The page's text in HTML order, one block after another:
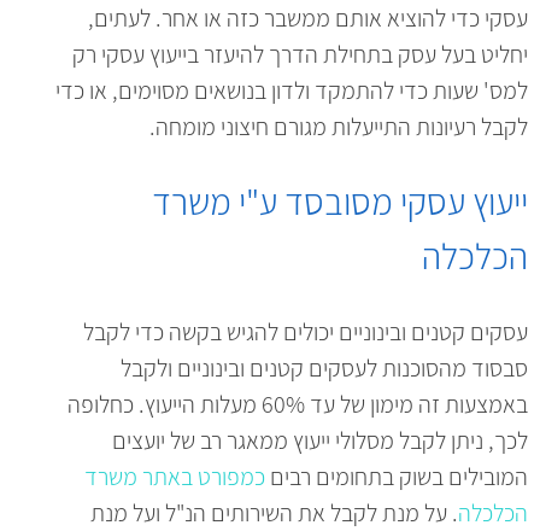
עסקי כדי להוציא אותם ממשבר כזה או אחר. לעתים,
יחליט בעל עסק בתחילת הדרך להיעזר בייעוץ עסקי רק
למס' שעות כדי להתמקד ולדון בנושאים מסוימים, או כדי
לקבל רעיונות התייעלות מגורם חיצוני מומחה.
ייעוץ עסקי מסובסד ע"י משרד
הכלכלה
עסקים קטנים ובינוניים יכולים להגיש בקשה כדי לקבל
סבסוד מהסוכנות לעסקים קטנים ובינוניים ולקבל
באמצעות זה מימון של עד 60% מעלות הייעוץ. כחלופה
לכך, ניתן לקבל מסלולי ייעוץ ממאגר רב של יועצים
המובילים בשוק בתחומים רביםכמפורט באתר משרד
הכלכלה. על מנת לקבל את השירותים הנ"ל ועל מנת